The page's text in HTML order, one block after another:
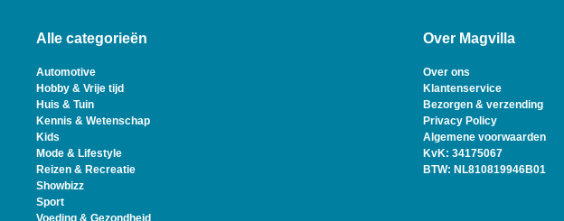
Alle categorieën
Automotive
Hobby & Vrije tijd
Huis & Tuin
Kennis & Wetenschap
Kids
Mode & Lifestyle
Reizen & Recreatie
Showbizz
Sport
Voeding & Gezondheid
Over Magvilla
Over ons
Klantenservice
Bezorgen & verzending
Privacy Policy
Algemene voorwaarden
KvK: 34175067
BTW: NL810819946B01